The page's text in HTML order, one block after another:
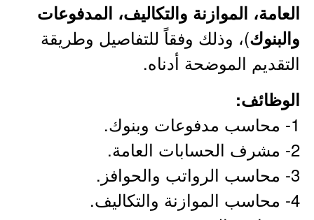
العامة، الموازنة والتكاليف، المدفوعات
والبنوك)، وذلك وفقاً للتفاصيل وطريقة
التقديم الموضحة أدناه.
الوظائف:
1- محاسب مدفوعات وبنوك.
2- مشرف الحسابات العامة.
3- محاسب الرواتب والحوافز.
4- محاسب الموازنة والتكاليف.